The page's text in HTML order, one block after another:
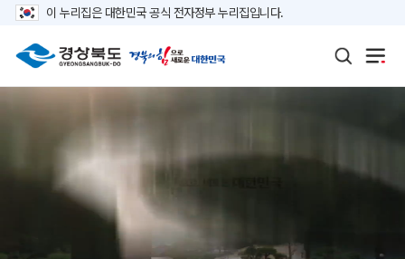
이 누리집은 대한민국 공식 전자정부 누리집입니다.